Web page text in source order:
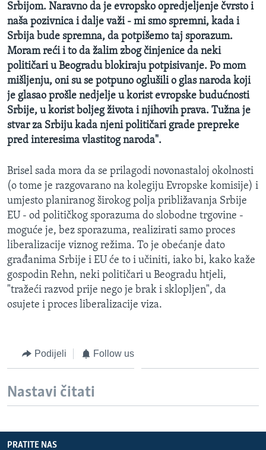
Srbijom. Naravno da je evropsko opredjeljenje čvrsto i
naša pozivnica i dalje važi - mi smo spremni, kada i
Srbija bude spremna, da potpišemo taj sporazum.
Moram reći i to da žalim zbog činjenice da neki
političari u Beogradu blokiraju potpisivanje. Po mom
mišljenju, oni su se potpuno oglušili o glas naroda koji
je glasao prošle nedjelje u korist evropske budućnosti
Srbije, u korist boljeg života i njihovih prava. Tužna je
stvar za Srbiju kada njeni političari grade prepreke
pred interesima vlastitog naroda".
Brisel sada mora da se prilagodi novonastaloj okolnosti
(o tome je razgovarano na kolegiju Evropske komisije) i
umjesto planiranog širokog polja približavanja Srbije
EU - od političkog sporazuma do slobodne trgovine -
moguće je, bez sporazuma, realizirati samo proces
liberalizacije viznog režima. To je obećanje dato
građanima Srbije i EU će to i učiniti, iako bi, kako kaže
gospodin Rehn, neki političari u Beogradu htjeli,
"tražeći razvod prije nego je brak i sklopljen", da
osujete i proces liberalizacije viza.
Podijeli Follow us
Nastavi čitati
PRATITE NAS